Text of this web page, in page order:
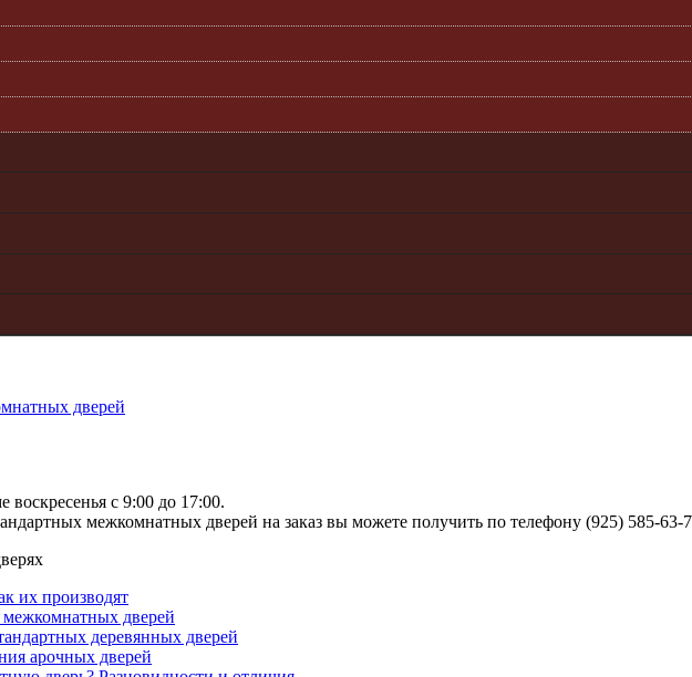
дверей
с 9:00 до 17:00.
межкомнатных дверей на заказ вы можете получить по телефону (925) 585-63-
их производят
дверей
деревянных дверей
арочных дверей